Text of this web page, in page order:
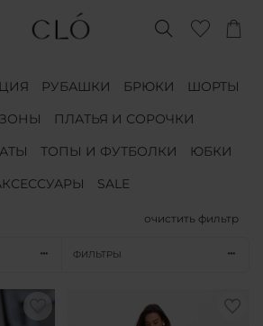
РУБАШКИ БРЮКИ
ШОРТЫ
ПЛАТЬЯ И СОРОЧКИ
ТОПЫ И ФУТБОЛКИ
ЮБКИ
SALE
очистить фильтр
ФИЛЬТРЫ